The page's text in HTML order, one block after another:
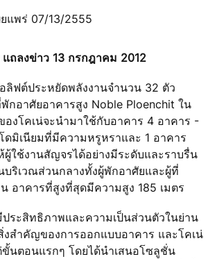
ยแพร่ 07/13/2555
ถลงข่าว 13 กรกฎาคม 2012
ลิฟต์ประหยัดพลังงานจำนวน 32 ตัว
กอาศัยอาคารสูง Noble Ploenchit ใน
องโคเน่จะนำมาใช้กับอาคาร 4 อาคาร -
ดมิเนียมที่มีความหรูหราและ 1 อาคาร
ผู้ใช้งานสัญจรได้อย่างมีระดับและราบรื่น
บริเวณส่วนกลางทั้งผู้พักอาศัยและผู้ที่
อาคารที่สูงที่สุดมีความสูง 185 เมตร
ระสิทธิภาพและความเป็นส่วนตัวในย่าน
งสำคัญของการออกแบบอาคาร และโคเน่
นตอนแรกๆ โดยได้นำเสนอโซลูชั่น